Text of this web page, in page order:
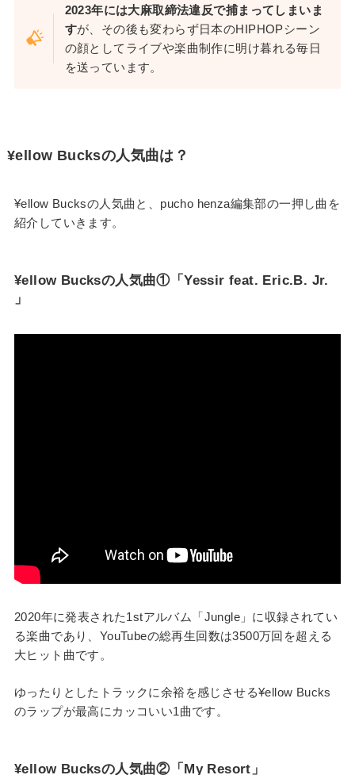
2023年には大麻取締法違反で捕まってしまいま
すが、その後も変わらず日本のHIPHOPシーン
の顔としてライブや楽曲制作に明け暮れる毎日
を送っています。
¥ellow Bucksの人気曲は？
¥ellow Bucksの人気曲と、pucho henza編集部の一押し曲を
紹介していきます。
¥ellow Bucksの人気曲①「Yessir feat. Eric.B. Jr.
」
2020年に発表された1stアルバム「Jungle」に収録されてい
る楽曲であり、YouTubeの総再生回数は3500万回を超える
大ヒット曲です。
ゆったりとしたトラックに余裕を感じさせる¥ellow Bucks
のラップが最高にカッコいい1曲です。
¥ellow Bucksの人気曲②「My Resort」